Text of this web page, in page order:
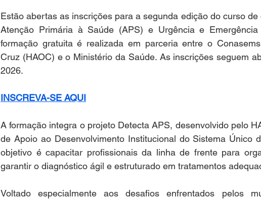
Estão abertas as inscrições para a segunda edição do curso de
Atenção Primária à Saúde (APS) e Urgência e
formação gratuita é realizada em parceria entre o
Cruz (HAOC) e o Ministério da Saúde. As inscrições seguem
2026.
INSCREVA-SE AQUI
A formação integra o projeto Detecta APS, desenvolvido pelo
de Apoio ao Desenvolvimento Institucional do Sistema Único
objetivo é capacitar profissionais da linha de frente para
garantir o diagnóstico ágil e estruturado em tratamentos
Voltado especialmente aos desafios enfrentados pelos